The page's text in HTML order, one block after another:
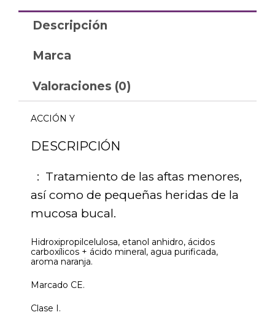
Descripción
Marca
Valoraciones (0)
ACCIÓN Y
DESCRIPCIÓN
: Tratamiento de las aftas menores,
así como de pequeñas heridas de la
mucosa bucal.
Hidroxipropilcelulosa, etanol anhidro, ácidos
carboxílicos + ácido mineral, agua purificada,
aroma naranja.
Marcado CE.
Clase I.